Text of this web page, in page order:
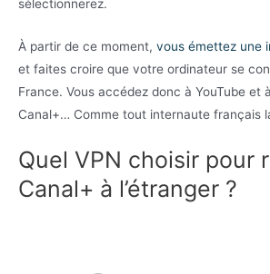
sélectionnerez.
À partir de ce moment, vous émettez une
et faites croire que votre ordinateur se
France. Vous accédez donc à YouTube et
Canal+… Comme tout internaute français
Quel VPN choisir pour
Canal+ à l’étranger ?